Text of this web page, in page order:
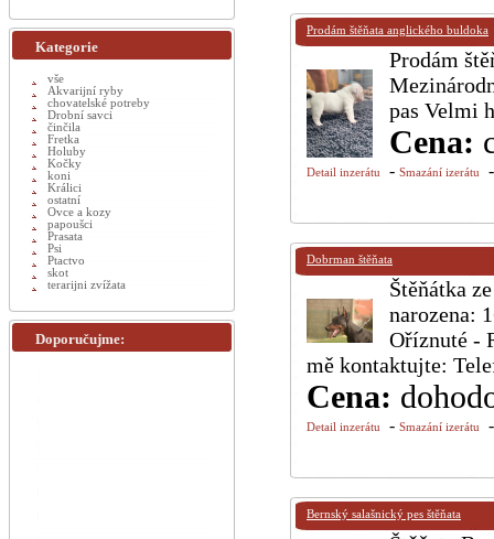
Prodám štěňata anglického buldoka
Prodám
pas Velmi
Cena:
Detail inzerátu - Smazání izerátu
Dobrman štěňata
Štěňátka
narozena:
Oříznuté -
mě kontaktujte:
Cena:
Detail inzerátu - Smazání izerátu
Bernský salašnický pes štěňata
Kategorie
vše
Akvarijní ryby
chovatelské potreby
Drobní savci
činčila
Fretka
Holuby
Kočky
koni
Králici
ostatní
Ovce a kozy
papoušci
Prasata
Psi
Ptactvo
skot
terarijni zvížata
Doporučujme: